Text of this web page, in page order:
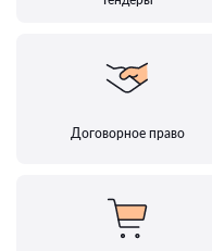
Договорное право